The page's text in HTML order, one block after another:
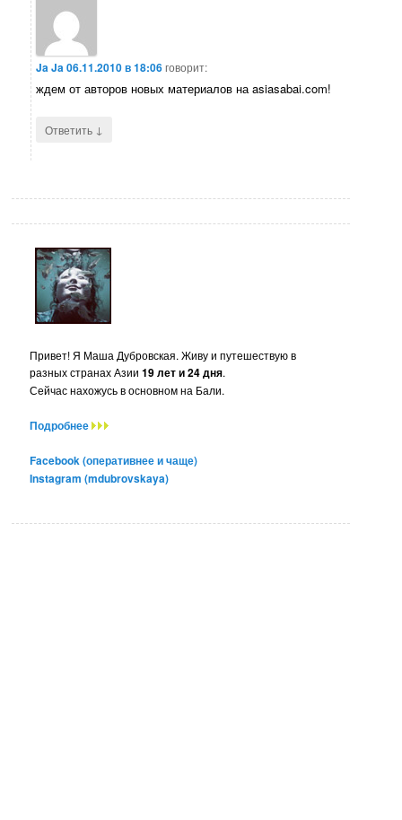
Ja Ja06.11.2010 в 18:06говорит:
ждем от авторов новых материалов на asiasabai.com!
Ответить ↓
Привет! Я Маша Дубровская. Живу и путешествую в
разных странах Азии19 лет и 24 дня.
Сейчас нахожусь в основном на Бали.
Подробнее
Facebook (оперативнее и чаще)
Instagram (mdubrovskaya)